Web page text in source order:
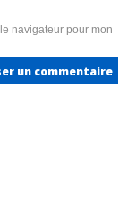
navigateur pour mon